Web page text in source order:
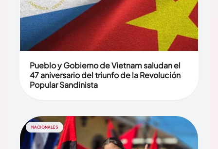
Pueblo y Gobierno de Vietnam saludan el
47 aniversario del triunfo de la Revolución
Popular Sandinista
NACIONALES